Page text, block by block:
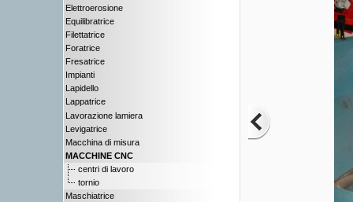
Elettroerosione
Equilibratrice
Filettatrice
Foratrice
Fresatrice
Impianti
Lapidello
Lappatrice
Lavorazione lamiera
Levigatrice
Macchina di misura
MACCHINE CNC
centri di lavoro
tornio
Maschiatrice